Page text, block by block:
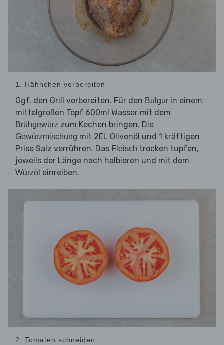
1. Hähnchen vorbereiten
Ggf. den Grill vorbereiten. Für den Bulgur in einem
mittelgroßen Topf 600ml Wasser mit dem
Brühgewürz zum Kochen bringen. Die
Gewürzmischung mit 2EL Olivenöl und 1 kräftigen
Prise Salz verrühren. Das Fleisch trocken tupfen,
jeweils der Länge nach halbieren und mit dem
Würzöl einreiben.
2. Tomaten schneiden